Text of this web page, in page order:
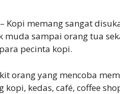
– Kopi memang sangat
sampai orang tua
pecinta kopi.
orang yang mencoba
kopi, kedas, café, coffee